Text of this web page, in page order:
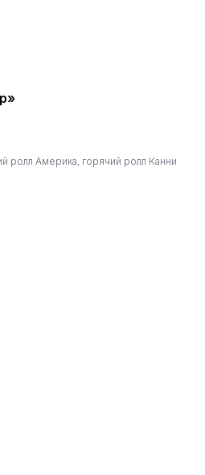
ролл Америка, горячий ролл Канни